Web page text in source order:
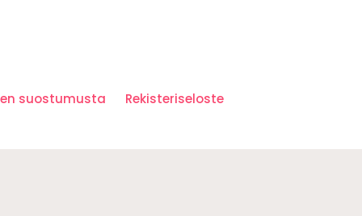
suostumusta Rekisteriseloste